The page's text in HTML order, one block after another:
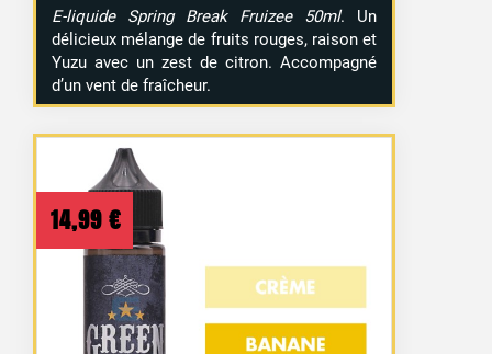
E-liquide Spring Break Fruizee 50ml. Un
délicieux mélange de fruits rouges, raison et
Yuzu avec un zest de citron. Accompagné
d’un vent de fraîcheur.
14,99 €